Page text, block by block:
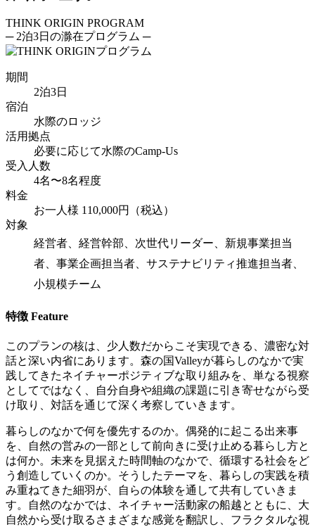
THINK ORIGIN PROGRAM
─ 2泊3日の滁在プログラム ─
期間
2泊3日
宿泊
水際のロッジ
活用拠点
必要に応じて水際のCamp-Us
受入人数
4名〜8名程度
料金
お一人様 110,000円
（税込）
対象
経営者、経営幹部、次世代リーダー、新規事業担当
者、事業企画担当者、サステナビリティ推進担当者、
小規模チーム
特徴 Feature
このプランの核は、少人数だからこそ実現できる、濃密な対
話と深い内省にあります。森の国Valleyが暮らしのなかで実
践してきたネイチャーポジティブな取り組みを、単なる視察
としてではなく、自分自身や組織の課題に引き寄せながら受
け取り、対話を通じて深く考察していきます。
暮らしのなかで何を優先するのか。偶発的に起こる出来事
を、自然の営みの一部として前向きに受け止める暮らし方と
は何か。未来を見据えた時間軸のなかで、循環する社会をど
う創造していくのか。そうしたテーマを、暮らしの実践を積
み重ねてきた細羽が、自らの体験を通して共有していきま
す。自然のなかでは、ネイチャー活動家の船越とともに、大
自然から受け取るさまざまな感覚を翻訳し、フラクタルな視